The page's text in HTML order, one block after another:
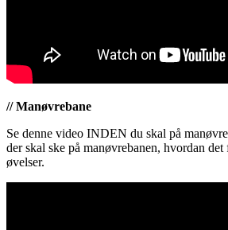
// Manøvrebane
Se denne video INDEN du skal på
der skal ske på manøvrebanen, hvordan
øvelser.